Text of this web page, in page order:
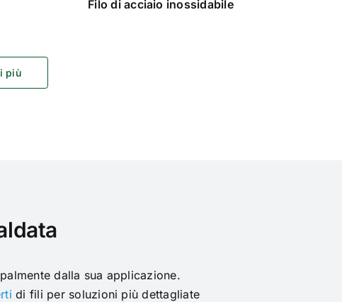
Filo di acciaio inossidabile
più
dalla sua applicazione.
di fili per soluzioni più dettagliate